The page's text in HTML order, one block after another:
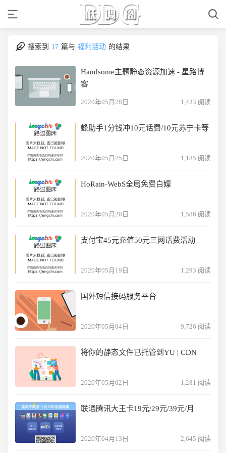
搜索到 17 篇与 福利活动 的结果
Handsome主题静态资源加速 - 星路博
客
2020年05月28日 1,433 阅读
蜂助手1分钱冲10元话费/10元苏宁卡等
2020年05月25日 1,185 阅读
HoRain-WebS全局免费白嫖
2020年05月20日 1,586 阅读
支付宝45元充值50元三网话费活动
2020年05月19日 1,293 阅读
国外短信接码服务平台
2020年05月04日 9,726 阅读
将你的静态文件已托管到YU | CDN
2020年05月02日 1,281 阅读
联通腾讯大王卡19元/29元/39元/月
2020年04月13日 2,645 阅读